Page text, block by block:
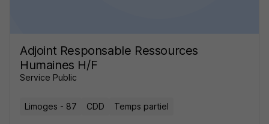
Adjoint Responsable Ressources
Humaines H/F
Service Public
Limoges - 87 CDD Temps partiel